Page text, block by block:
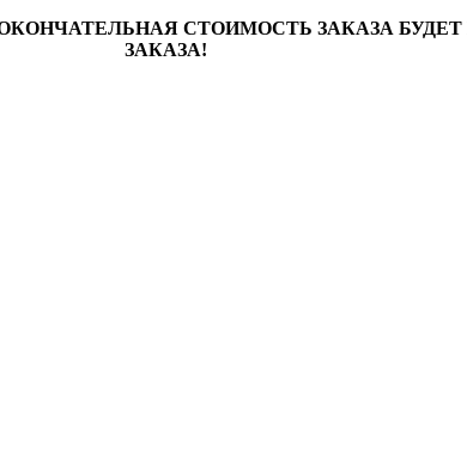
СТОИМОСТЬ ЗАКАЗА
ЗАКАЗА!